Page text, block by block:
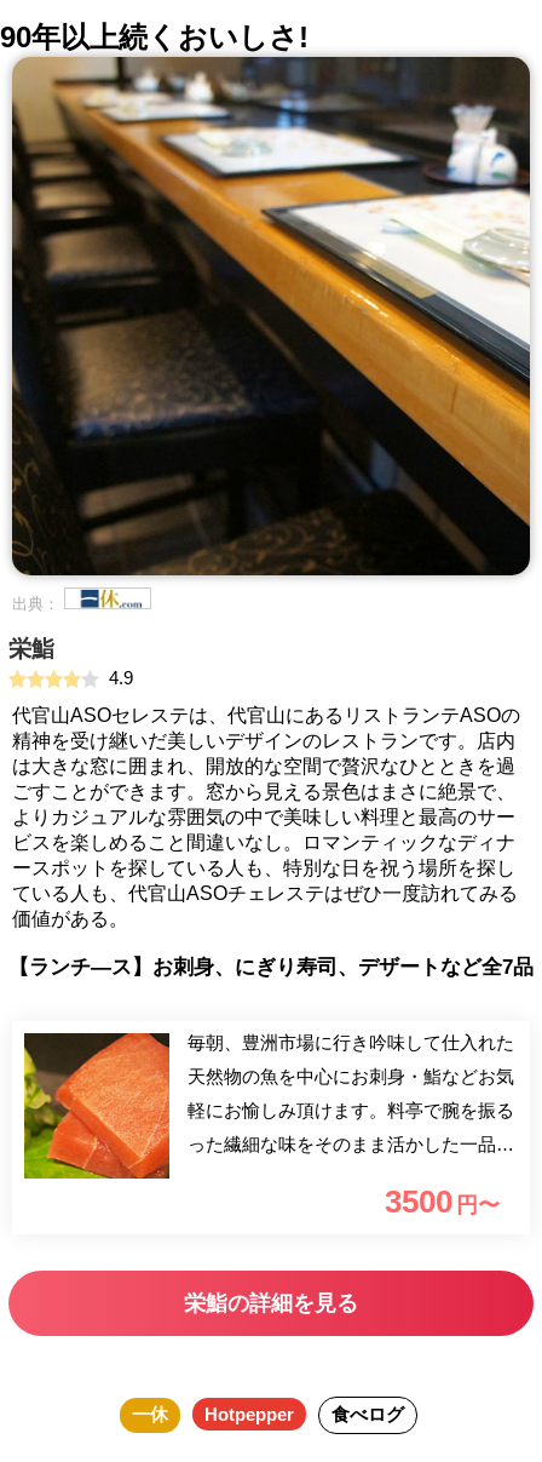
90年以上続くおいしさ!
出典：
栄鮨
4.9
代官山ASOセレステは、代官山にあるリストランテASOの
精神を受け継いだ美しいデザインのレストランです。店内
は大きな窓に囲まれ、開放的な空間で贅沢なひとときを過
ごすことができます。窓から見える景色はまさに絶景で、
よりカジュアルな雰囲気の中で美味しい料理と最高のサー
ビスを楽しめること間違いなし。ロマンティックなディナ
ースポットを探している人も、特別な日を祝う場所を探し
ている人も、代官山ASOチェレステはぜひ一度訪れてみる
価値がある。
【ランチ―ス】お刺身、にぎり寿司、デザートなど全7品
毎朝、豊洲市場に行き吟味して仕入れた
天然物の魚を中心にお刺身・鮨などお気
軽にお愉しみ頂けます。料亭で腕を振る
った繊細な味をそのまま活かした一品料
3500 円〜
栄鮨の詳細を見る
一休 Hotpepper 食べログ